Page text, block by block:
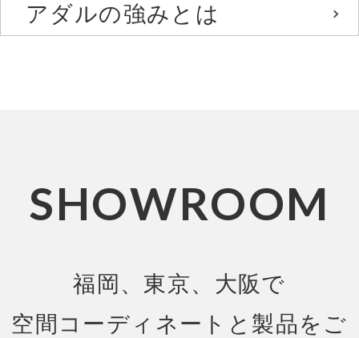
アダルの強みとは
SHOWROOM
福岡、東京、大阪で
空間コーディネートと製品をご